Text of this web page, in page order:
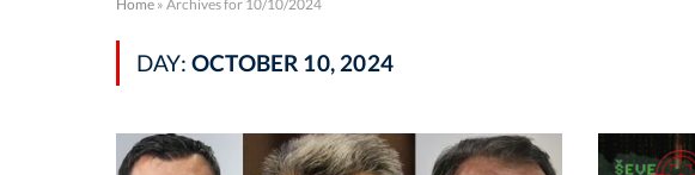
Home » Archives for 10/10/2024
DAY: OCTOBER 10, 2024